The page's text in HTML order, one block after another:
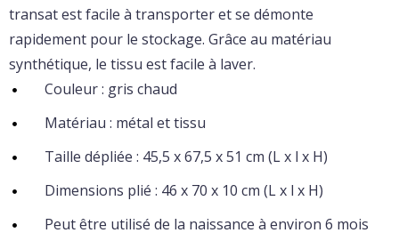
transat est facile à transporter et se démonte
rapidement pour le stockage. Grâce au matériau
synthétique, le tissu est facile à laver.
Couleur : gris chaud
Matériau : métal et tissu
Taille dépliée : 45,5 x 67,5 x 51 cm (L x l x H)
Dimensions plié : 46 x 70 x 10 cm (L x l x H)
Peut être utilisé de la naissance à environ 6 mois